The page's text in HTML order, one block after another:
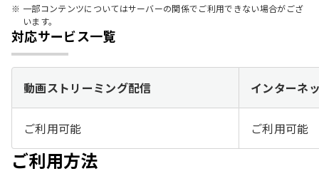
一部コンテンツについてはサーバーの関係でご利用できない場合がござ
います。
対応サービス一覧
動画ストリーミング配信 インターネ
ご利用可能 ご利用可能
ご利用方法